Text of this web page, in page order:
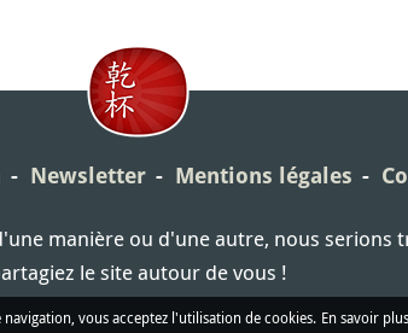
Newsletter Mentions légales
manière ou d'une autre, nous serions
le site autour de vous !
vous acceptez l'utilisation de cookies. En savoir plus